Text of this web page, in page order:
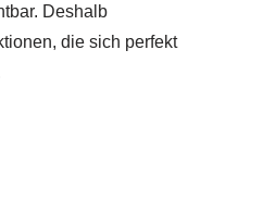
Deshalb
die sich perfekt